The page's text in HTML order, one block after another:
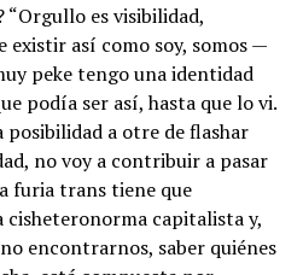
“Orgullo es visibilidad,
existir así como soy, somos —
peke tengo una identidad
podía ser así, hasta que lo vi.
posibilidad a otre de flashar
no voy a contribuir a pasar
furia trans tiene que
capitalista y,
encontrarnos, saber quiénes